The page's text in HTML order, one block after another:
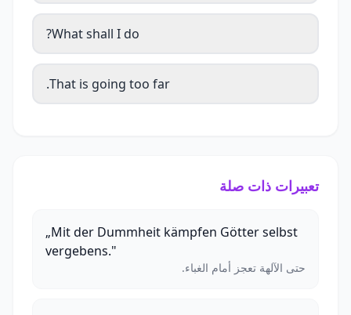
What shall I do?
That is going too far.
تعبيرات ذات صلة
„Mit der Dummheit kämpfen Götter selbst
vergebens."
حتى الآلهة تعجز أمام الغباء.